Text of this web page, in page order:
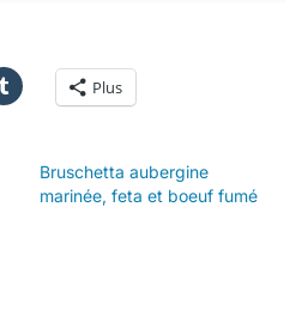
Plus
Bruschetta aubergine
marinée, feta et boeuf fumé